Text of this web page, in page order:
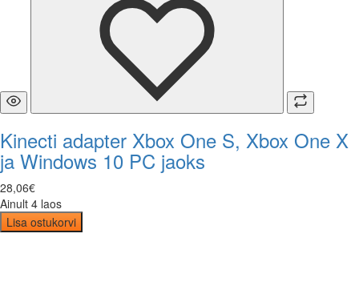
Kinecti adapter Xbox One S, Xbox One X
ja Windows 10 PC jaoks
28,06€
Ainult 4 laos
Lisa ostukorvi